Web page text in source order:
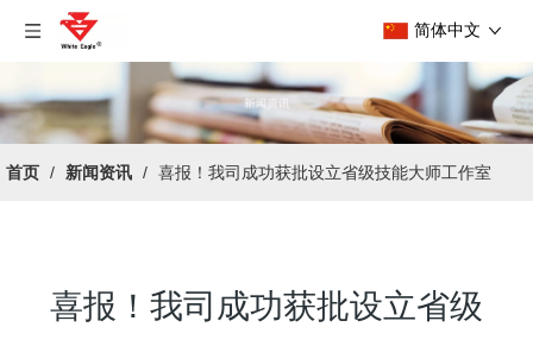
简体中文
首页 / 新闻资讯 / 喜报！我司成功获批设立省级技能大师工作室
喜报！我司成功获批设立省级